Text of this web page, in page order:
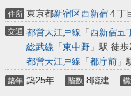
住所 東京都新宿区西新宿 ４丁
交通 都営大江戸線 「 西新宿五
総武線 「 東中野 」駅 徒歩
都営大江戸線 「 都庁前 」
築年 築25年 階数 8階建